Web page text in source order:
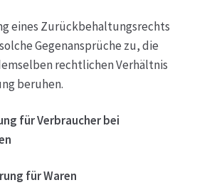
eines Zurückbehaltungsrechts
Gegenansprüche zu, die
rechtlichen Verhältnis
beruhen.
für Verbraucher bei
für Waren